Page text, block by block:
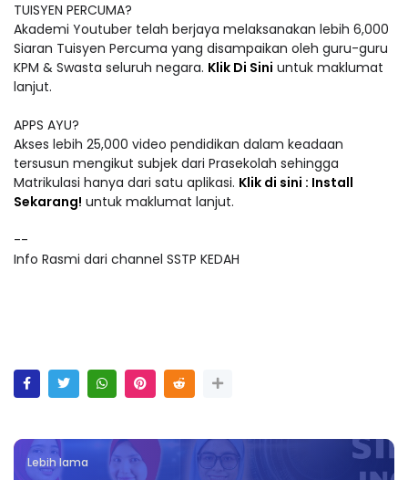
TUISYEN PERCUMA?
Akademi Youtuber telah berjaya melaksanakan lebih 6,000
Siaran Tuisyen Percuma yang disampaikan oleh guru-guru
KPM & Swasta seluruh negara. Klik Di Sini untuk maklumat
lanjut.
APPS AYU?
Akses lebih 25,000 video pendidikan dalam keadaan
tersusun mengikut subjek dari Prasekolah sehingga
Matrikulasi hanya dari satu aplikasi. Klik di sini : Install
Sekarang! untuk maklumat lanjut.
--
Info Rasmi dari channel SSTP KEDAH
Lebih lama